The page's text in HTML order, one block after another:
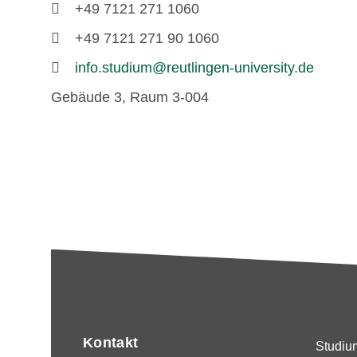
+49 7121 271 1060
+49 7121 271 90 1060
info.studium@reutlingen-university.de
Gebäude 3, Raum 3-004
Kontakt